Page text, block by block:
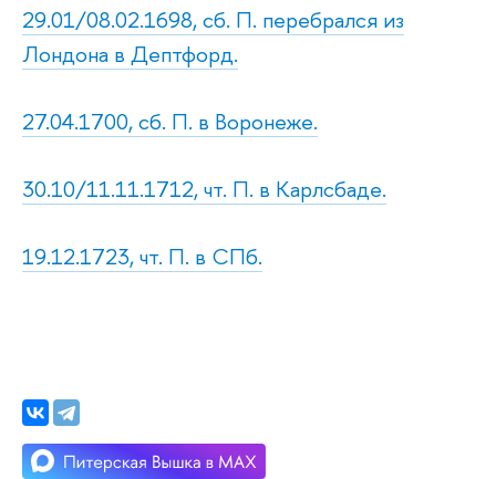
29.01/08.02.1698, сб. П. перебрался из
Лондона в Дептфорд.
27.04.1700, сб. П. в Воронеже.
30.10/11.11.1712, чт. П. в Карлсбаде.
19.12.1723, чт. П. в СПб.